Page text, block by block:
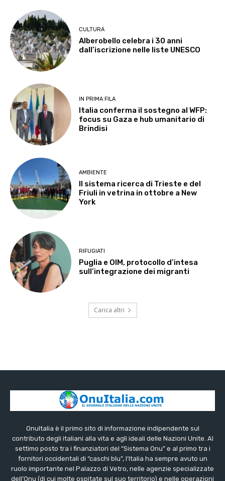
CULTURA
Alberobello celebra i 30 anni
dall’iscrizione nelle liste UNESCO
IN PRIMA FILA
Italia conferma il sostegno al WFP:
focus su Gaza e hub umanitario di
Brindisi
AMBIENTE
Il sistema ricerca di Trieste e del
Friuli in vetrina in ottobre a New
York
RIFUGIATI
Puglia e OIM, protocollo d’intesa
sull’integrazione dei migranti
Carica altri
OnuItalia è il primo sito di informazione indipendente sul
contributo degli italiani alla vita e agli ideali delle Nazioni Unite. Al
settimo posto tra i finanziatori del “Sistema Onu” e al primo tra i
fornitori occidentali di “caschi blu”, l’Italia ha sempre avuto un
ruolo importante nel Palazzo di Vetro, nelle agenzie specializzate
dell’Onu (di cui molte ospitate sul suo territorio) e nelle operazioni